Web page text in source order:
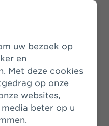
en
Met deze cookies
op onze
websites,
beter op u
noemt Jasper de
out. “Er is pas een
en we een
die voor een
is het eindpunt en
vieren.” Op dit